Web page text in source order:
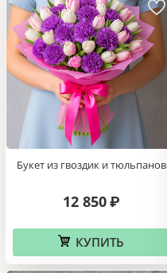
Букет из гвоздик и тюльпанов
12 850 ₽
КУПИТЬ